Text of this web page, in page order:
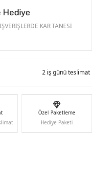
Hediye
KAR TANESİ
2 iş günü teslimat
Özel Paketleme
Hediye Paketi